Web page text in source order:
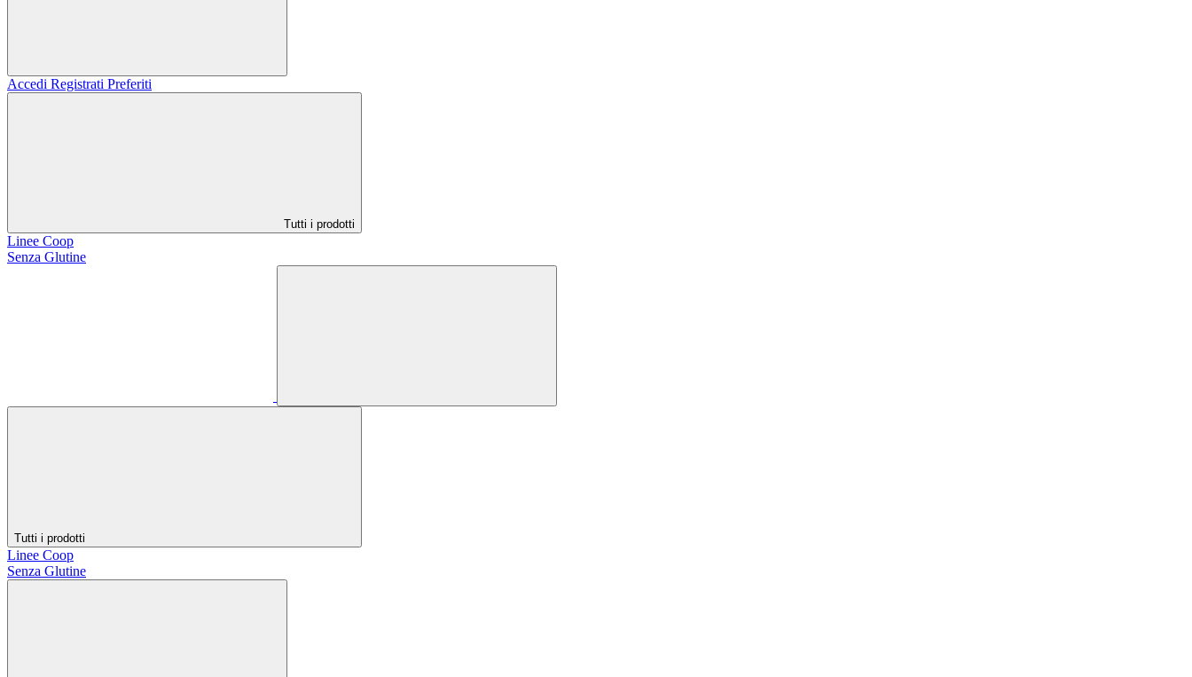
Accedi Registrati Preferiti
Tutti i prodotti
Linee Coop
Senza Glutine
Tutti i prodotti
Linee Coop
Senza Glutine